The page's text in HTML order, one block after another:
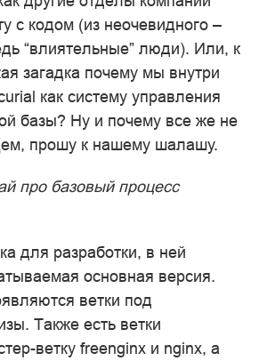
с кодом (из неочевидного –
“влиятельные” люди). Или, к
загадка почему мы внутри
как систему управления
базы? Ну и почему все же не
прошу к нашему шалашу.
про базовый процесс
для разработки, в ней
основная версия.
ветки под
Также есть ветки
ветку freenginx и nginx, а